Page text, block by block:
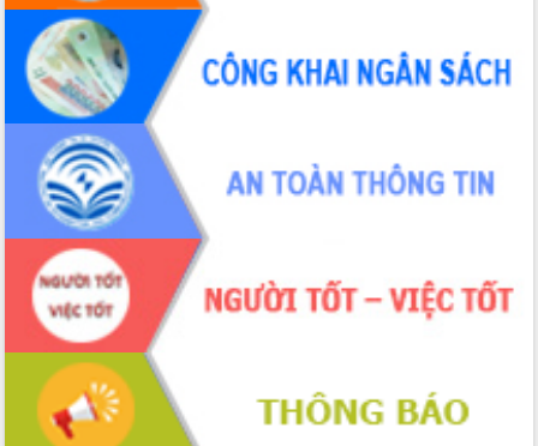
Lấy ý kiến điều chỉnh Quy hoạch tỉnh
Đắk Lắk thời kỳ 2021-2030, tầm nhìn
đến năm 2050
Phát động chiến dịch 30 ngày đêm
giải phóng mặt bằng Tuyến đường bộ
ven biển
Đắk Lắk nỗ lực thúc đẩy tăng trưởng
kinh tế từ 10% trở lên trong Quý
II/2026
Đắk Lắk ký kết thỏa thuận hợp tác về
chuyển đổi số giai đoạn 2026 – 2030
với Tập đoàn Bưu chính Viễn thông
Việt Nam
Thứ trưởng Bộ Y tế làm việc với tỉnh
Đắk Lắk về phát triển nhân lực y tế
cho trạm y tế cấp xã
Du lịch Đắk Lắk nâng tầm trải nghiệm